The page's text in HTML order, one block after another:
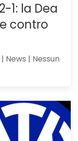
1: la Dea
contro
News | Nessun